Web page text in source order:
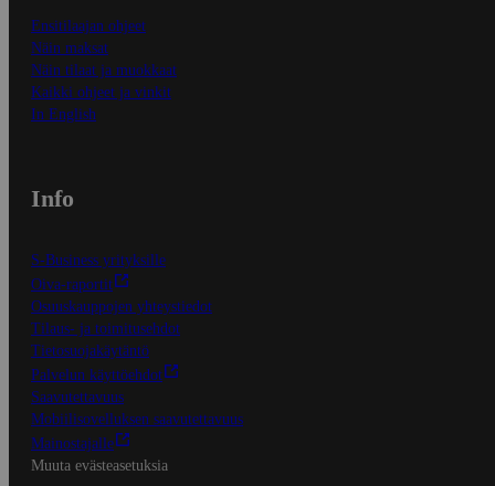
Ensitilaajan ohjeet
Näin maksat
Näin tilaat ja muokkaat
Kaikki ohjeet ja vinkit
In English
Info
S-Business yrityksille
Oiva-raportit
Osuuskauppojen yhteystiedot
Tilaus- ja toimitusehdot
Tietosuojakäytäntö
Palvelun käyttöehdot
Saavutettavuus
Mobiilisovelluksen saavutettavuus
Mainostajalle
Muuta evästeasetuksia